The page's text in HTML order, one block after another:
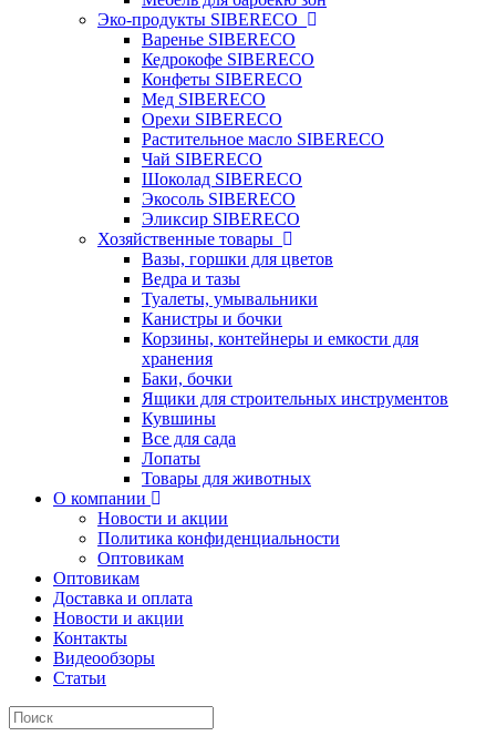
Эко-продукты SIBERECO
Варенье SIBERECO
Кедрокофе SIBERECO
Конфеты SIBERECO
Мед SIBERECO
Орехи SIBERECO
Растительное масло SIBERECO
Чай SIBERECO
Шоколад SIBERECO
Экосоль SIBERECO
Эликсир SIBERECO
Хозяйственные товары
Вазы, горшки для цветов
Ведра и тазы
Туалеты, умывальники
Канистры и бочки
Корзины, контейнеры и емкости для
хранения
Баки, бочки
Ящики для строительных инструментов
Кувшины
Все для сада
Лопаты
Товары для животных
О компании
Новости и акции
Политика конфиденциальности
Оптовикам
Оптовикам
Доставка и оплата
Новости и акции
Контакты
Видеообзоры
Статьи